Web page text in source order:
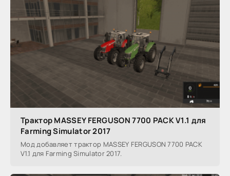
Трактор MASSEY FERGUSON 7700 PACK V1.1 для
Farming Simulator 2017
Мод добавляет трактор MASSEY FERGUSON 7700 PACK
V1.1 для Farming Simulator 2017.